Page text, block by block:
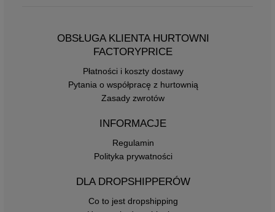
OBSŁUGA KLIENTA HURTOWNI
FACTORYPRICE
Płatności i koszty dostawy
Pytania o współpracę z hurtownią
Zasady zwrotów
INFORMACJE
Regulamin
Polityka prywatności
DLA DROPSHIPPERÓW
Co to jest dropshipping